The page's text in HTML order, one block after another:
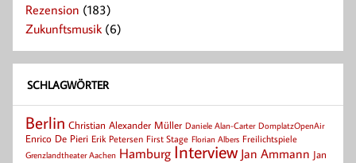
Rezension (183)
Zukunftsmusik(6)
SCHLAGWÖRTER
Berlin Christian Alexander Müller Daniele Alan-Carter DomplatzOpenAir
Enrico De Pieri Erik Petersen First Stage Florian Albers Freilichtspiele
Grenzlandtheater Aachen Hamburg Interview Jan Ammann Jan